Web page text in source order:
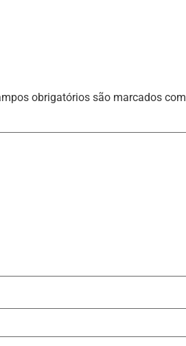
obrigatórios são marcados com